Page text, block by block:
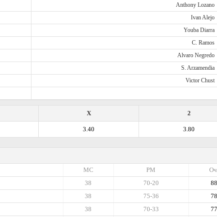
Anthony Lozano
Ivan Alejo
Youba Diarra
C. Ramos
Alvaro Negredo
S. Arzamendia
Victor Chust
2
X
3.80
3.40
РМ
МС
88
70-20
38
78
75-36
38
77
70-33
38